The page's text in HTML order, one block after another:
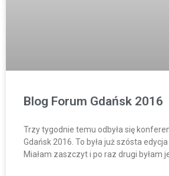
Blog Forum Gdańsk 2016
Trzy tygodnie temu odbyła się
Gdańsk 2016. To była już szósta
Miałam zaszczyt i po raz drugi byłam